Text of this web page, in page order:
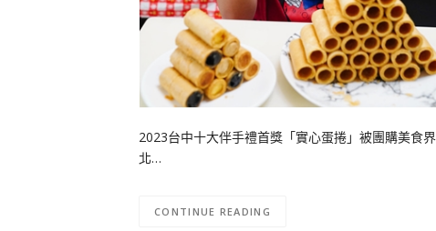
2023台中十大伴手禮首獎「實心蛋捲」被團購美食
北…
CONTINUE READING